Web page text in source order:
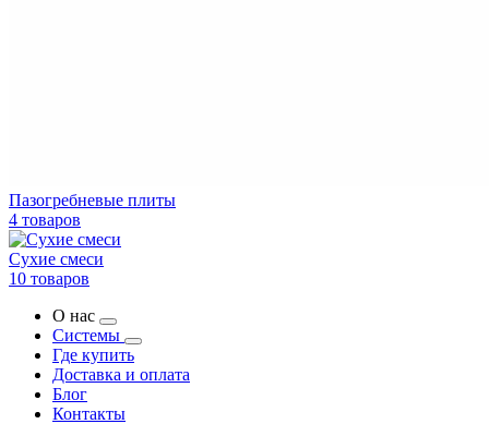
Пазогребневые плиты
4 товаров
Сухие смеси
10 товаров
О нас
Системы
Где купить
Доставка и оплата
Блог
Контакты